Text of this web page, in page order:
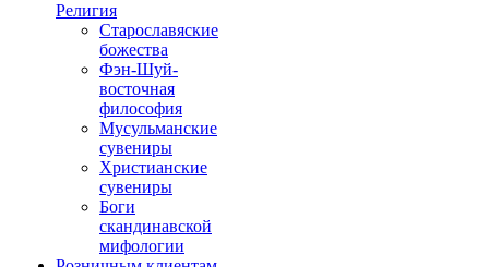
Религия
Старославяские
божества
Фэн-Шуй-
восточная
философия
Мусульманские
сувениры
Христианские
сувениры
Боги
скандинавской
мифологии